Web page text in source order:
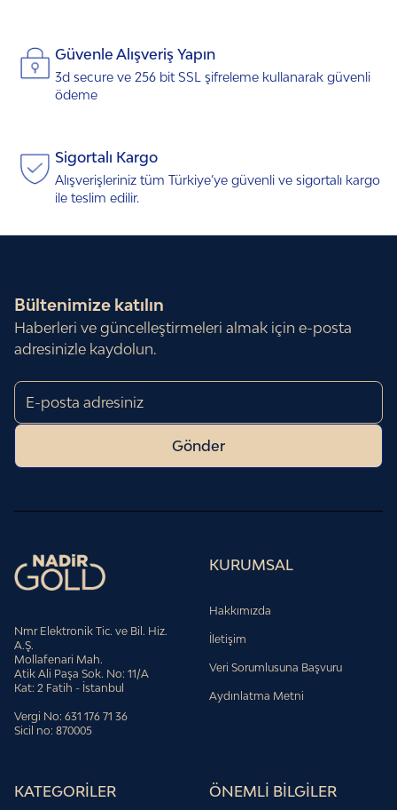
Güvenle Alışveriş Yapın
3d secure ve 256 bit SSL şifreleme kullanarak güvenli
ödeme
Sigortalı Kargo
Alışverişleriniz tüm Türkiye’ye güvenli ve sigortalı kargo
ile teslim edilir.
Bültenimize katılın
Haberleri ve güncelleştirmeleri almak için e-posta
adresinizle kaydolun.
Gönder
Nmr Elektronik Tic. ve Bil. Hiz.
A.Ş.
Mollafenari Mah.
Atik Ali Paşa Sok. No: 11/A
Kat: 2 Fatih - İstanbul
Vergi No: 631 176 71 36
Sicil no: 870005
KURUMSAL
Hakkımızda
İletişim
Veri Sorumlusuna Başvuru
Aydınlatma Metni
KATEGORİLER ÖNEMLİ BİLGİLER